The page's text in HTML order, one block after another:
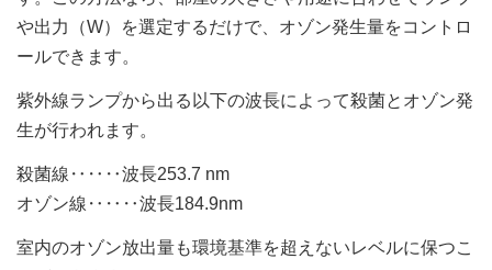
や出力（W）を選定するだけで、オゾン発生量をコントロ
ールできます。
紫外線ランプから出る以下の波長によって殺菌とオゾン発
生が行われます。
殺菌線‥‥‥波長253.7 nm
オゾン線‥‥‥波長184.9nm
室内のオゾン放出量も環境基準を超えないレベルに保つこ